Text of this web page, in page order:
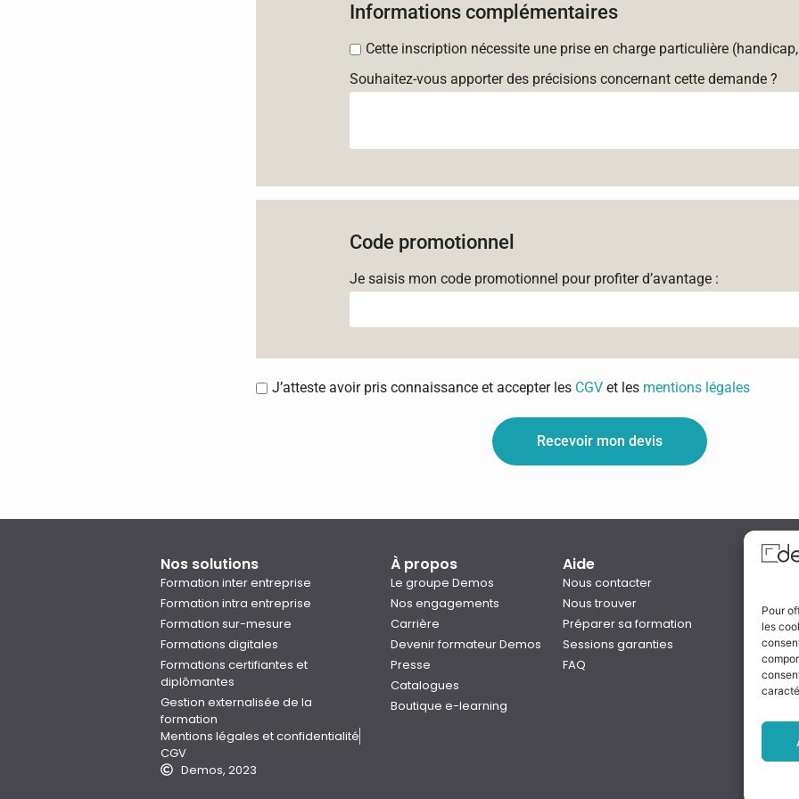
Pour
les
Informations complémentaires
Cette inscription nécessite une prise en charge particulière
Souhaitez-vous apporter des précisions concernant cette demande ?
Code promotionnel
Je saisis mon code promotionnel pour profiter d’avantage :
J’atteste avoir pris connaissance et accepter les CGV et les mentions légales
Recevoir mon devis
Nos solutions
Formation inter entreprise
Formation intra entreprise
Formation sur-mesure
Formations digitales
Formations certifiantes et
diplômantes
Gestion externalisée de la
formation
Mentions légales et confidentialité
CGV
Demos, 2023
À propos
Le groupe Demos
Nos engagements
Carrière
Devenir formateur Demos
Presse
Catalogues
Boutique e-learning
Aide
Nous contacter
Nous trouver
Préparer sa formation
Sessions garanties
FAQ